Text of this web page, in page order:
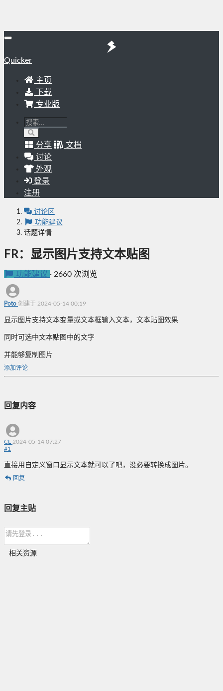
Quicker
主页
下载
专业版
分享
文档
讨论
外观
登录
注册
讨论区
功能建议
话题详情
FR：显示图片支持文本贴图
功能建议 · 2660 次浏览
Poto 创建于 2024-05-14 00:19
显示图片支持文本变量或文本框输入文本，文本贴图效果
同时可选中文本贴图中的文字
并能够复制图片
添加评论
回复内容
CL 2024-05-14 07:27
#1
直接用自定义窗口显示文本就可以了吧，没必要转换成图片。
回复
回复主贴
相关资源